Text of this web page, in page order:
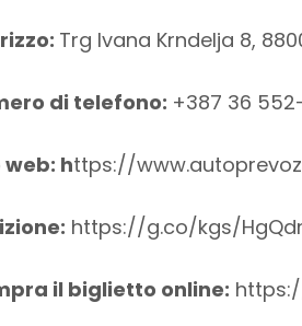
Trg Ivana Krndelja 8,
di telefono: +387 36
web: https://
https://g.co/kgs/
il biglietto online: